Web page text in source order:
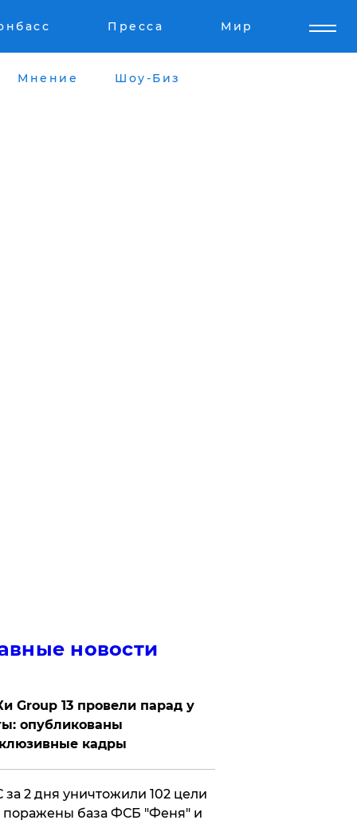
Пресса Мир
Мнение Шоу-Биз
новости
Group 13 провели парад у
опубликованы
кадры
за 2 дня уничтожили 102 цели
база ФСБ "Феня" и